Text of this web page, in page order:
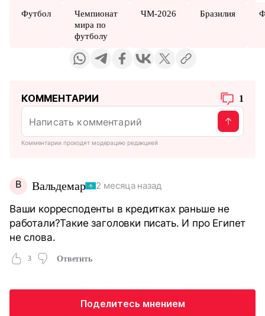
Футбол
Чемпионат
мира по
футболу
ЧМ-2026 Бразилия
КОММЕНТАРИИ 1
Комментарии проходят модерацию редакцией
В Вальдемар 2 месяца назад
Ваши корресподенты в кредитках раньше не
работали?Такие заголовки писать. И про Египет
не слова.
3 Ответить
Поделитесь мнением